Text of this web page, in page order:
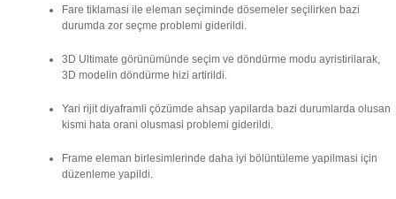
Fare tiklamasi ile eleman seçiminde dösemeler seçilirken bazi
durumda zor seçme problemi giderildi.
3D Ultimate görünümünde seçim ve döndürme modu ayristirilarak,
3D modelin döndürme hizi artirildi.
Yari rijit diyaframli çözümde ahsap yapilarda bazi durumlarda olusan
kismi hata orani olusmasi problemi giderildi.
Frame eleman birlesimlerinde daha iyi bölüntüleme yapilmasi için
düzenleme yapildi.